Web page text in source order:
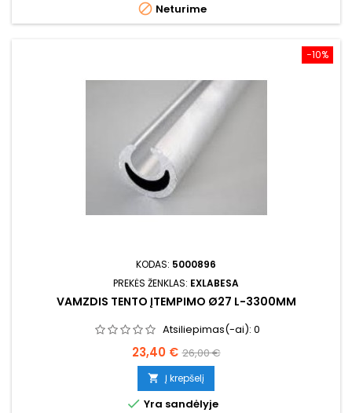
 Neturime
−10%
KODAS: 5000896
PREKĖS ŽENKLAS: EXLABESA
VAMZDIS TENTO ĮTEMPIMO Ø27 L-3300MM
Atsiliepimas(-ai): 0
Kaina
23,40 € Bazinė
kaina
26,00 €
 Į krepšelį
 Yra sandėlyje